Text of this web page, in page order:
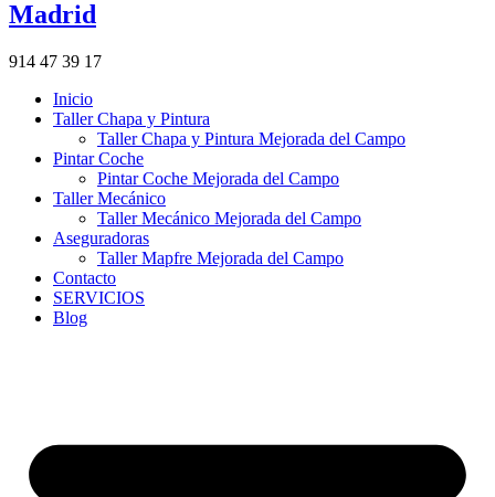
Madrid
914 47 39 17
Inicio
Taller Chapa y Pintura
Taller Chapa y Pintura Mejorada del Campo
Pintar Coche
Pintar Coche Mejorada del Campo
Taller Mecánico
Taller Mecánico Mejorada del Campo
Aseguradoras
Taller Mapfre Mejorada del Campo
Contacto
SERVICIOS
Blog